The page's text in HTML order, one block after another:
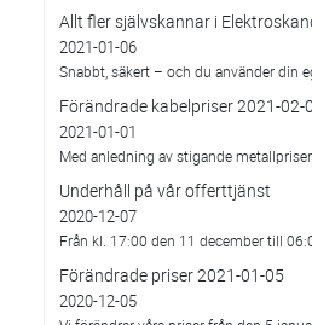
Allt fler självskannar i
2021-01-06
Snabbt, säkert – och du använder din
Förändrade kabelpriser 2021-02-
2021-01-01
Med anledning av stigande metallpriser.
Underhåll på vår offerttjänst
2020-12-07
Från kl. 17:00 den 11 december till
Förändrade priser 2021-01-05
2020-12-05